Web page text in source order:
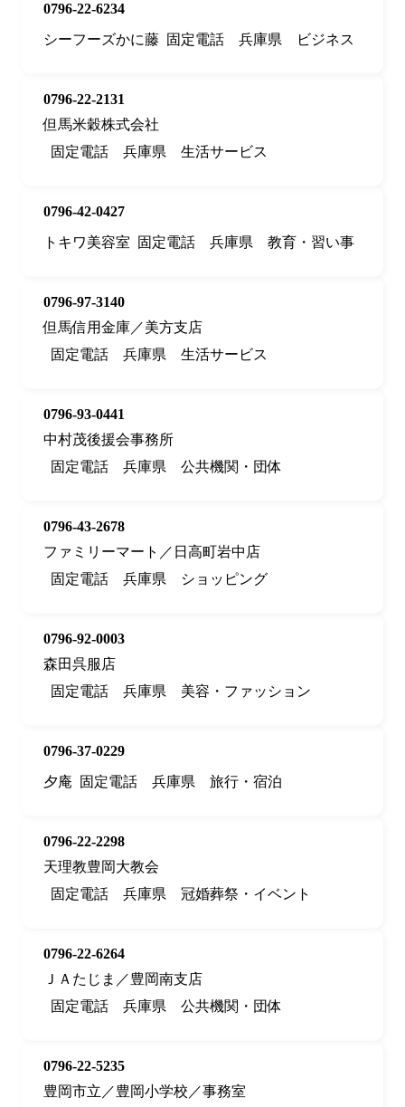
0796-22-6234
シーフーズかに藤 固定電話 兵庫県 ビジネス
0796-22-2131
但馬米穀株式会社
固定電話
兵庫県 生活サービス
0796-42-0427
トキワ美容室
固定電話 兵庫県 教育・習い事
0796-97-3140
但馬信用金庫／美方支店
固定電話
兵庫県 生活サービス
0796-93-0441
中村茂後援会事務所
固定電話
兵庫県 公共機関・団体
0796-43-2678
ファミリーマート／日高町岩中店
固定電話
兵庫県 ショッピング
0796-92-0003
森田呉服店
固定電話
兵庫県 美容・ファッション
0796-37-0229
夕庵
固定電話 兵庫県 旅行・宿泊
0796-22-2298
天理教豊岡大教会
固定電話
兵庫県 冠婚葬祭・イベント
0796-22-6264
ＪＡたじま／豊岡南支店
固定電話
兵庫県 公共機関・団体
0796-22-5235
豊岡市立／豊岡小学校／事務室